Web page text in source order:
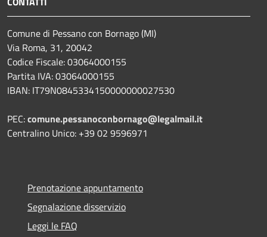
Comune di Pessano con Bornago (MI)
Via Roma, 31, 20042
Codice Fiscale: 03064000155
Partita IVA: 03064000155
IBAN: IT79N0845334150000000027530
PEC:comune.pessanoconbornago@legalmail.it
Centralino Unico: +39 02 9596971
Prenotazione appuntamento
Segnalazione disservizio
Leggi le FAQ